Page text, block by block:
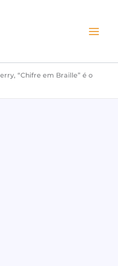
“Chifre em Braille” é o